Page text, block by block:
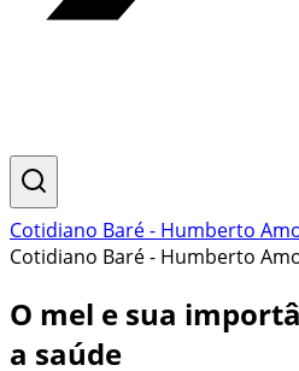
Cotidiano Baré - Humberto
Cotidiano Baré - Humberto
O mel e sua
a saúde